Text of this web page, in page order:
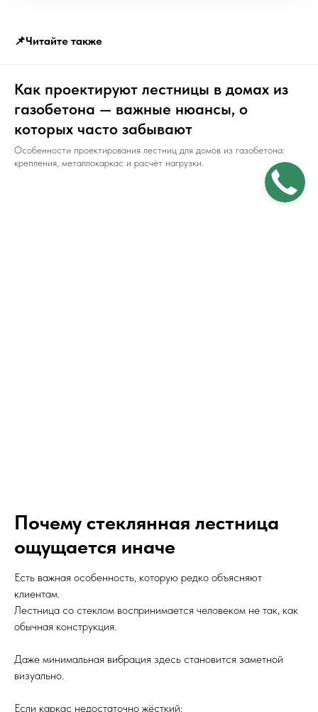
📌Читайте также
Как проектируют лестницы в домах из
газобетона — важные нюансы, о
которых часто забывают
Особенности проектирования лестниц для домов из газобетона:
крепления, металлокаркас и расчёт нагрузки.
Почему стеклянная лестница
ощущается иначе
Есть важная особенность, которую редко объясняют
клиентам.
Лестница со стеклом воспринимается человеком не так, как
обычная конструкция.
Даже минимальная вибрация здесь становится заметной
визуально.
Если каркас недостаточно жёсткий: